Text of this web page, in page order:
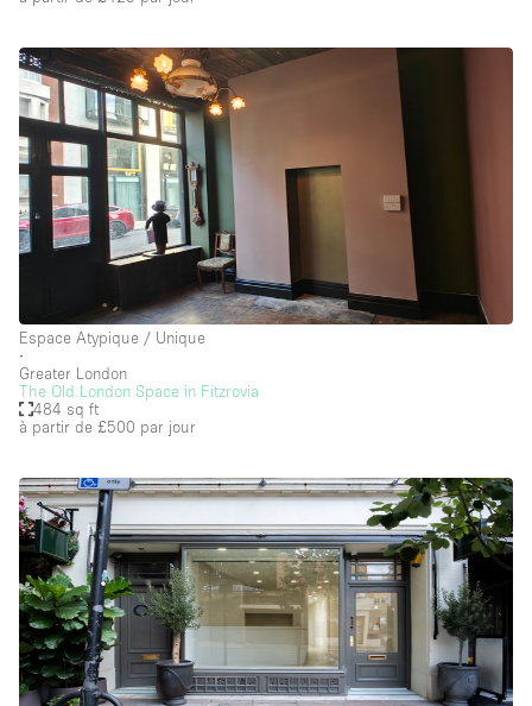
Espace Atypique / Unique
∙
Greater London
The Old London Space in Fitzrovia
484 sq ft
à partir de £500 par jour